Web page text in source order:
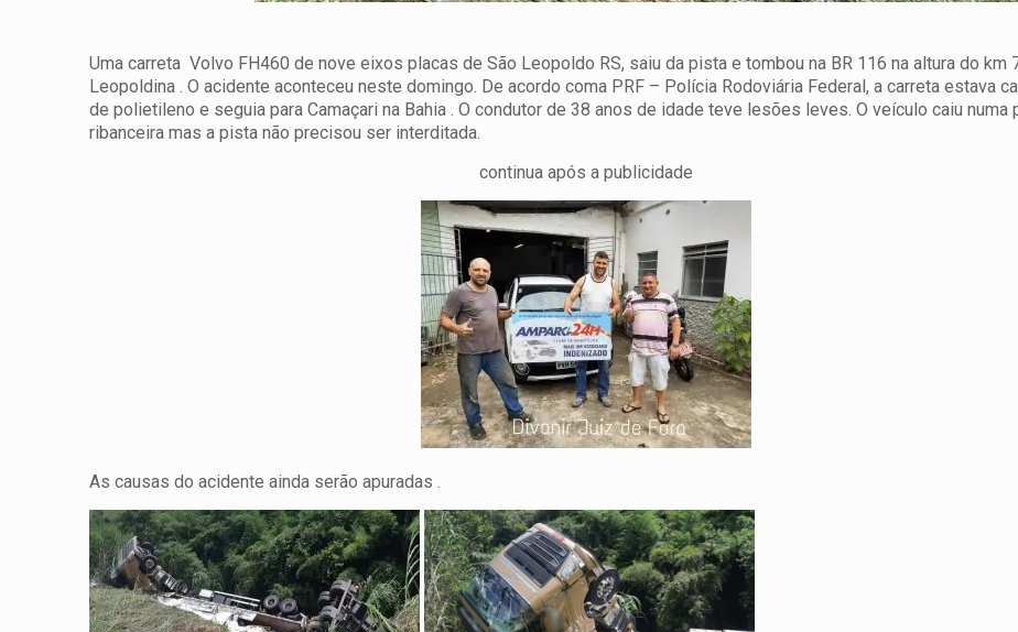
Uma carreta Volvo FH460 de nove eixos placas de São Leopoldo RS, saiu da pista e tombou na BR 116 na altura do km
Leopoldina . O acidente aconteceu neste domingo. De acordo coma PRF – Polícia Rodoviária Federal, a carreta estava
de polietileno e seguia para Camaçari na Bahia . O condutor de 38 anos de idade teve lesões leves. O veículo caiu numa
ribanceira mas a pista não precisou ser interditada.
continua após a publicidade
As causas do acidente ainda serão apuradas .